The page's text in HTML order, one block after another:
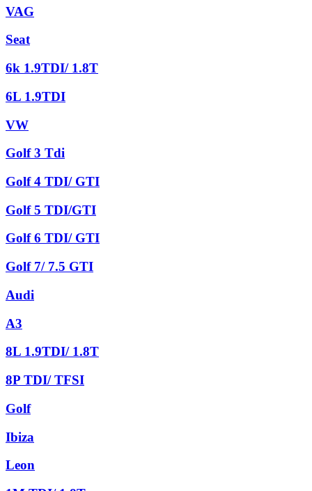
VAG
Seat
6k 1.9TDI/ 1.8T
6L 1.9TDI
VW
Golf 3 Tdi
Golf 4 TDI/ GTI
Golf 5 TDI/GTI
Golf 6 TDI/ GTI
Golf 7/ 7.5 GTI
Audi
A3
8L 1.9TDI/ 1.8T
8P TDI/ TFSI
Golf
Ibiza
Leon